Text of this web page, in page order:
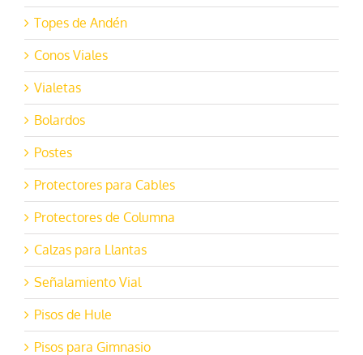
Topes de Andén
Conos Viales
Vialetas
Bolardos
Postes
Protectores para Cables
Protectores de Columna
Calzas para Llantas
Señalamiento Vial
Pisos de Hule
Pisos para Gimnasio